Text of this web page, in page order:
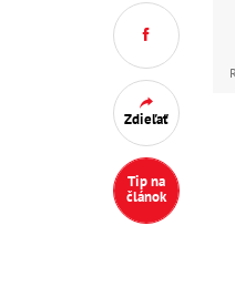
Zdieľať
Tip na
článok